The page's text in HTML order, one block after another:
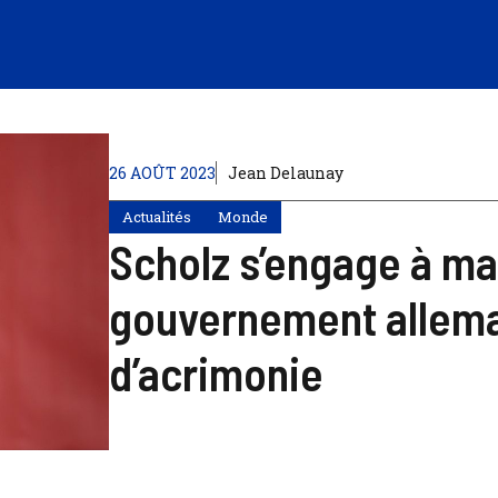
26 AOÛT 2023 Jean Delaunay
Actualités Monde
Scholz s’engage à
gouvernement
d’acrimonie